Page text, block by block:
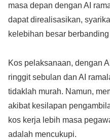
masa depan dengan AI
dapat direalisasikan,
kelebihan besar
Kos pelaksanaan, dengan
ringgit sebulan dan AI
tidaklah murah. Namun,
akibat kesilapan
kos kerja lebih masa
adalah mencukupi.